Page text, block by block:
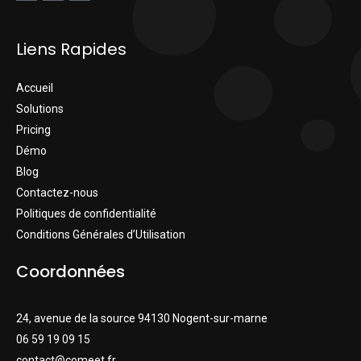
Liens Rapides
Accueil
Solutions
Pricing
Démo
Blog
Contactez-nous
Politiques de confidentialité
Conditions Générales d’Utilisation
Coordonnées
24, avenue de la source 94130 Nogent-sur-marne
06 59 19 09 15